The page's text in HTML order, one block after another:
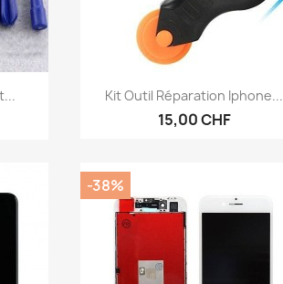
 Aperçu rapide
Kit Outil Réparation Iphone...
15,00 CHF
-38%